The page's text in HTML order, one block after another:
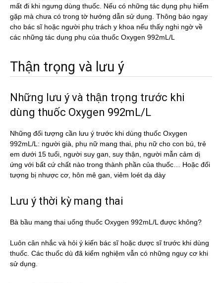
mất đi khi ngưng dùng thuốc. Nếu có những tác dụng phụ hiếm
gặp mà chưa có trong tờ hướng dẫn sử dụng. Thông báo ngay
cho bác sĩ hoặc người phụ trách y khoa nếu thấy nghi ngờ về
các những tác dụng phụ của thuốc Oxygen 992mL/L
Thận trọng và lưu ý
Những lưu ý và thận trọng trước khi
dùng thuốc Oxygen 992mL/L
Những đối tượng cần lưu ý trước khi dùng thuốc Oxygen
992mL/L: người già, phụ nữ mang thai, phụ nữ cho con bú, trẻ
em dưới 15 tuổi, người suy gan, suy thận, người mẫn cảm dị
ứng với bất cứ chất nào trong thành phần của thuốc… Hoặc đối
tượng bị nhược cơ, hôn mê gan, viêm loét dạ dày
Lưu ý thời kỳ mang thai
Bà bầu mang thai uống thuốc Oxygen 992mL/L được không?
Luôn cân nhắc và hỏi ý kiến bác sĩ hoặc dược sĩ trước khi dùng
thuốc. Các thuốc dù đã kiểm nghiệm vẫn có những nguy cơ khi
sử dụng.